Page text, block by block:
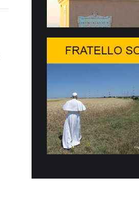
Hoy
Forum,
dedicada a
POR UNA
Veinte
entregados
junio, a la